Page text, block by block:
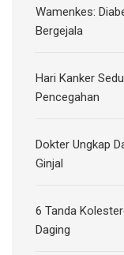
Wamenkes:
Bergejala
Hari Kanker
Pencegahan
Dokter Ungkap
Ginjal
6 Tanda
Daging